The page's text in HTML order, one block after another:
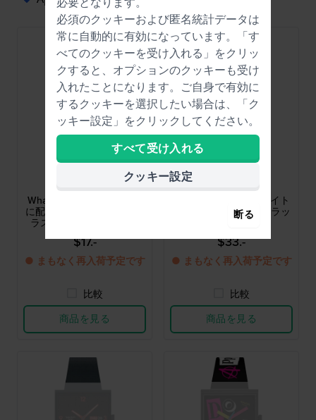
What If... Mint? 21 mm 環境
に配慮したバイオ由来のプ
ラスチック製ストラップ
$17.-
● まもなく再入荷予定です
比較
商品を見る
Bright Angle 21 mm ライト
ブルーのシリコンストラッ
プ
$33.-
● まもなく再入荷予定です
比較
商品を見る
必須のクッキーおよび匿名統計データは
常に自動的に有効になっています。「す
べてのクッキーを受け入れる」をクリッ
クすると、オプションのクッキーも受け
入れたことになります。ご自身で有効に
するクッキーを選択したい場合は、「ク
ッキー設定」をクリックしてください。
すべて受け入れる
クッキー設定
断る